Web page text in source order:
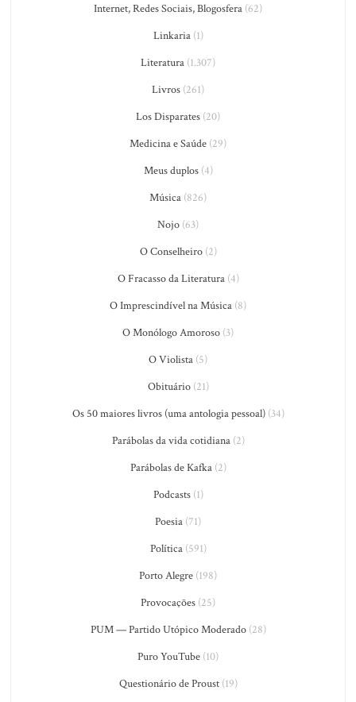
Internet, Redes Sociais, Blogosfera (62)
Linkaria(1)
Literatura (1.307)
Livros (261)
Los Disparates (20)
Medicina e Saúde (29)
Meus duplos(4)
Música (826)
Nojo (63)
O Conselheiro(2)
O Fracasso da Literatura(4)
O Imprescindível na Música (8)
O Monólogo Amoroso (3)
O Violista (5)
Obituário(21)
Os 50 maiores livros (uma antologia pessoal)(34)
Parábolas da vida cotidiana(2)
Parábolas de Kafka(2)
Podcasts(1)
Poesia (71)
Política(591)
Porto Alegre (198)
Provocações (25)
PUM — Partido Utópico Moderado(28)
Puro YouTube (10)
Questionário de Proust(19)